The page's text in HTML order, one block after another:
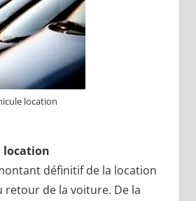
location
location
définitif de la location
retour de la voiture. De la